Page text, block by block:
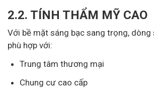
2.2. TÍNH THẨM MỸ CAO
Với bề mặt sáng bạc sang trọng, dòng
phù hợp với:
Trung tâm thương mại
Chung cư cao cấp